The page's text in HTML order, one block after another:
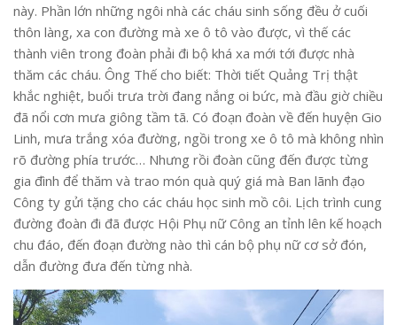
này. Phần lớn những ngôi nhà các cháu sinh sống đều ở cuối
thôn làng, xa con đường mà xe ô tô vào được, vì thế các
thành viên trong đoàn phải đi bộ khá xa mới tới được nhà
thăm các cháu. Ông Thế cho biết: Thời tiết Quảng Trị thật
khắc nghiệt, buổi trưa trời đang nắng oi bức, mà đầu giờ chiều
đã nổi cơn mưa giông tầm tã. Có đoạn đoàn về đến huyện Gio
Linh, mưa trắng xóa đường, ngồi trong xe ô tô mà không nhìn
rõ đường phía trước… Nhưng rồi đoàn cũng đến được từng
gia đình để thăm và trao món quà quý giá mà Ban lãnh đạo
Công ty gửi tặng cho các cháu học sinh mồ côi. Lịch trình cung
đường đoàn đi đã được Hội Phụ nữ Công an tỉnh lên kế hoạch
chu đáo, đến đoạn đường nào thì cán bộ phụ nữ cơ sở đón,
dẫn đường đưa đến từng nhà.